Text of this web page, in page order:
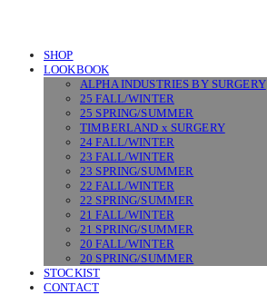
SHOP
LOOKBOOK
ALPHA INDUSTRIES BY SURGERY
25 FALL/WINTER
25 SPRING/SUMMER
TIMBERLAND x SURGERY
24 FALL/WINTER
23 FALL/WINTER
23 SPRING/SUMMER
22 FALL/WINTER
22 SPRING/SUMMER
21 FALL/WINTER
21 SPRING/SUMMER
20 FALL/WINTER
20 SPRING/SUMMER
STOCKIST
CONTACT